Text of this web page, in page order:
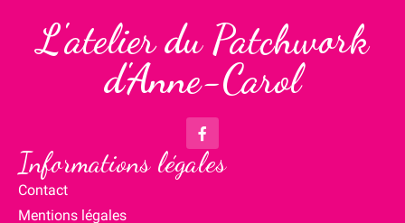
L'atelier du Patchwork
d'Anne-Carol
Informations légales
Contact
Mentions légales